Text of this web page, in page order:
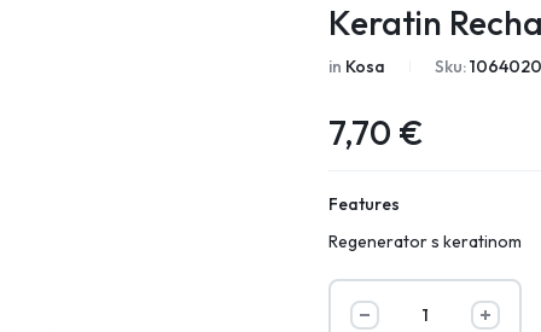
Keratin
in Kosa Sku:
7,70 €
Features
Regenerator s keratinom